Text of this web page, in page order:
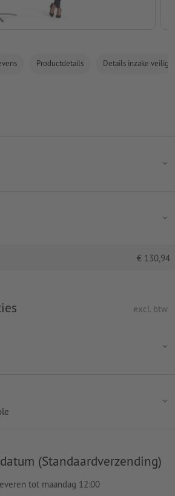
Productdetails Details inzake
€ 130,94
excl. btw
(Standaardverzending)
tot maandag 12:00